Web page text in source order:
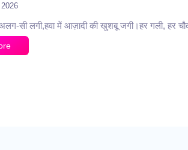
सी लगी,हवा में आज़ादी की खुशबू जगी।हर गली, हर